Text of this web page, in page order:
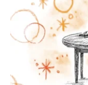
へ参加してみよう」
「お絵かきムービー®︎